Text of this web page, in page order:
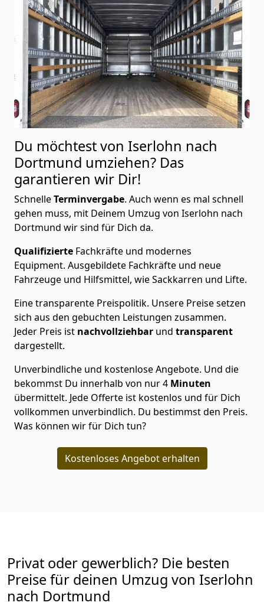
Du möchtest von Iserlohn nach
Dortmund umziehen? Das
garantieren wir Dir!
SchnelleTerminvergabe. Auch wenn es mal schnell
gehen muss, mit Deinem Umzug von Iserlohn nach
Dortmund wir sind für Dich da.
Qualifizierte Fachkräfte und modernes
Equipment. Ausgebildete Fachkräfte und neue
Fahrzeuge und Hilfsmittel, wie Sackkarren und Lifte.
Eine transparente Preispolitik. Unsere Preise setzen
sich aus den gebuchten Leistungen zusammen.
Jeder Preis ist nachvollziehbar und transparent
dargestellt.
Unverbindliche und kostenlose Angebote. Und die
bekommst Du innerhalb von nur4 Minuten
übermittelt. Jede Offerte ist kostenlos und für Dich
vollkommen unverbindlich. Du bestimmst den Preis.
Was können wir für Dich tun?
Kostenloses Angebot erhalten
Privat oder gewerblich? Die besten
Preise für deinen Umzug von Iserlohn
nach Dortmund